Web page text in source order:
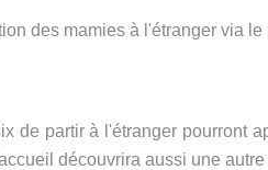
des mamies à l'étranger via le
de partir à l'étranger pourront
découvrira aussi une